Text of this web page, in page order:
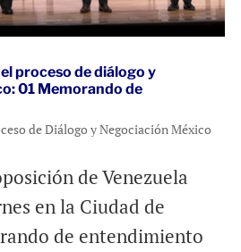
proceso de diálogo y
01 Memorando de
de Diálogo y Negociación México
de Venezuela
en la Ciudad de
de entendimiento